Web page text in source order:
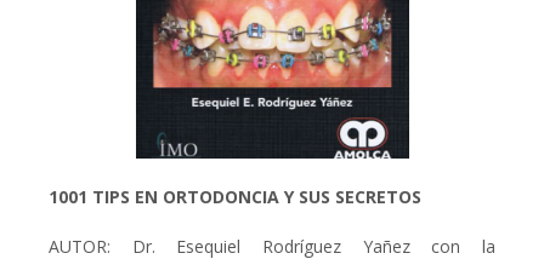
1001 TIPS EN ORTODONCIA Y SUS SECRETOS
AUTOR: Dr. Esequiel Rodríguez Yañez con la